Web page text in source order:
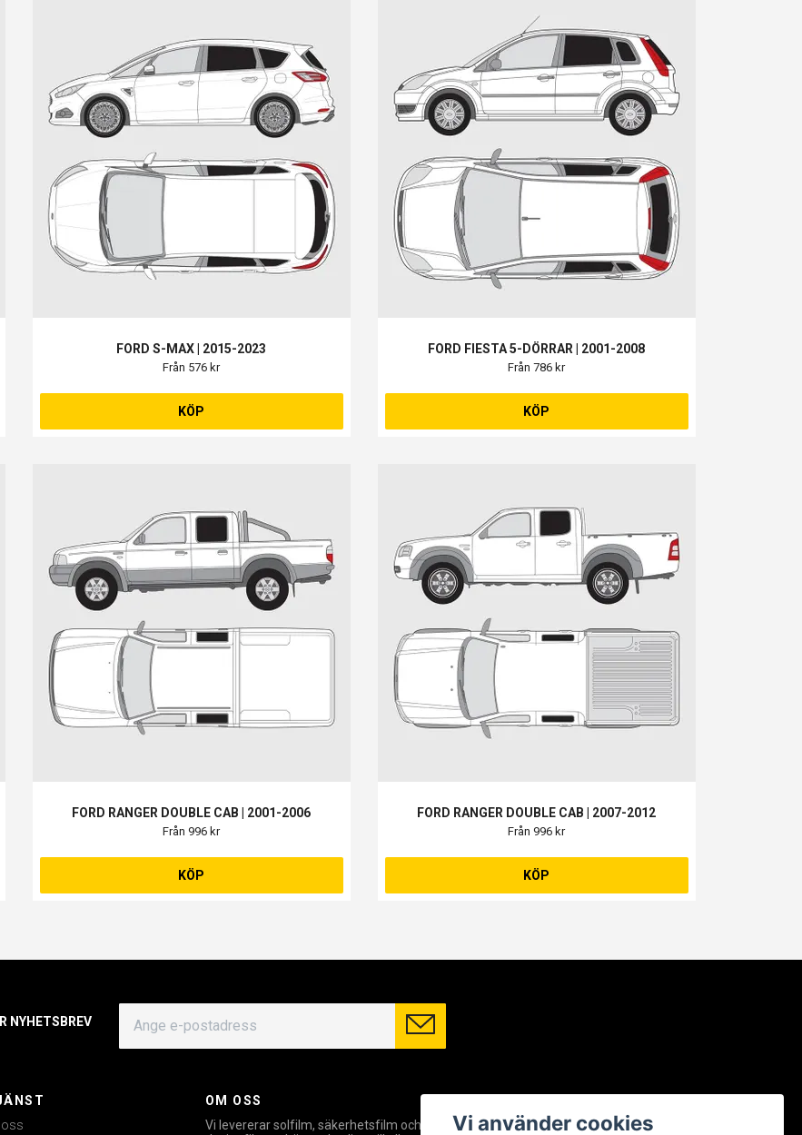
FORD S-MAX | 2015-2023
Från 576 kr
KÖP
FORD FIESTA 5-DÖRRAR | 2001-2008
Från 786 kr
KÖP
FORD RANGER DOUBLE CAB | 2001-2006
Från 996 kr
KÖP
FORD RANGER DOUBLE CAB | 2007-2012
Från 996 kr
KÖP
NYHETSBREV
OM OSS
Vi levererar solfilm, säkerhetsfilm och
Facebook
Vi använder cookies